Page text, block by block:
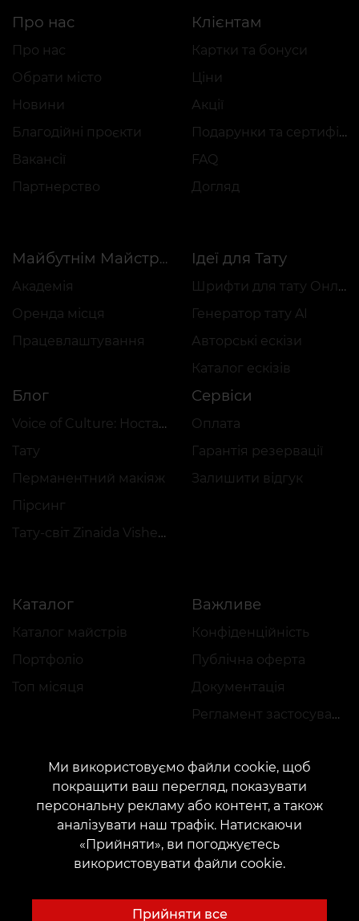
Про нас
Про нас
Обрати місто
Новини
Благодійні проєкти
Вакансії
Партнерство
Клієнтам
Картки та бонуси
Ціни
Акції
Подарунки та сертифікати
FAQ
Догляд
Майбутнім Майстрам
Академія
Оренда місця
Працевлаштування
Ідеї для Тату
Шрифти для тату Онлайн
Генератор тату AI
Авторські ескізи
Каталог ескізів
Блог
Voice of Culture: Ностальгія за 2000-ми
Тату
Перманентний макіяж
Пірсинг
Тату-світ Zinaida Vishenka
Сервіси
Оплата
Гарантія резервації
Залишити відгук
Каталог
Каталог майстрів
Портфоліо
Топ місяця
Важливе
Конфіденційність
Публічна оферта
Документація
Регламент застосування акцій
КОНТАКТИ
Зв'яжіться з нами:customers@vean-tattoo.com
Співпраця: marketing.veantattoo@gmail.com
Скарги та пропозиції:complaints@vean-tattoo.com
Ми використовуємо файли cookie, щоб
покращити ваш перегляд, показувати
персональну рекламу або контент, а також
аналізувати наш трафік. Натискаючи
«Прийняти», ви погоджуєтесь
використовувати файли cookie.
Прийняти все